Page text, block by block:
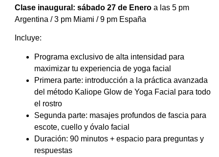
Clase inaugural: sábado 27 de Enero a las 5 pm
Argentina / 3 pm Miami / 9 pm España
Incluye:
Programa exclusivo de alta intensidad para
maximizar tu experiencia de yoga facial
Primera parte: introducción a la práctica avanzada
del método Kaliope Glow de Yoga Facial para todo
el rostro
Segunda parte: masajes profundos de fascia para
escote, cuello y óvalo facial
Duración: 90 minutos + espacio para preguntas y
respuestas